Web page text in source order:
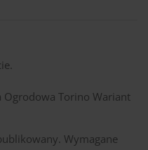
Ogrodowa Torino Wariant
Wymagane